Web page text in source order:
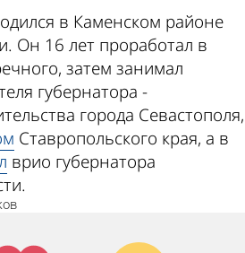
в Каменском районе
Он 16 лет проработал в
затем занимал
губернатора -
города Севастополя,
Ставропольского края, а в
врио губернатора